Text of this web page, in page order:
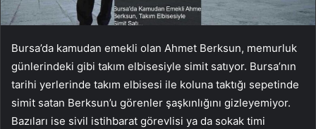
Bursa’da kamudan emekli olan Ahmet Berksun, memurluk
günlerindeki gibi takım elbisesiyle simit satıyor. Bursa’nın
tarihi yerlerinde takım elbisesi ile koluna taktığı sepetinde
simit satan Berksun’u görenler şaşkınlığını gizleyemiyor.
Bazıları ise sivil istihbarat görevlisi ya da sokak timi